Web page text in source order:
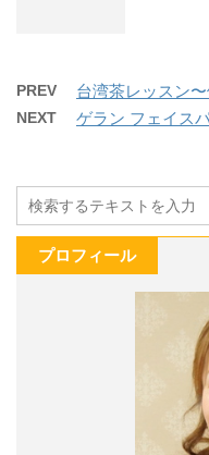
PREV 台湾茶レッスン
NEXT ゲラン フェイス
プロフィール